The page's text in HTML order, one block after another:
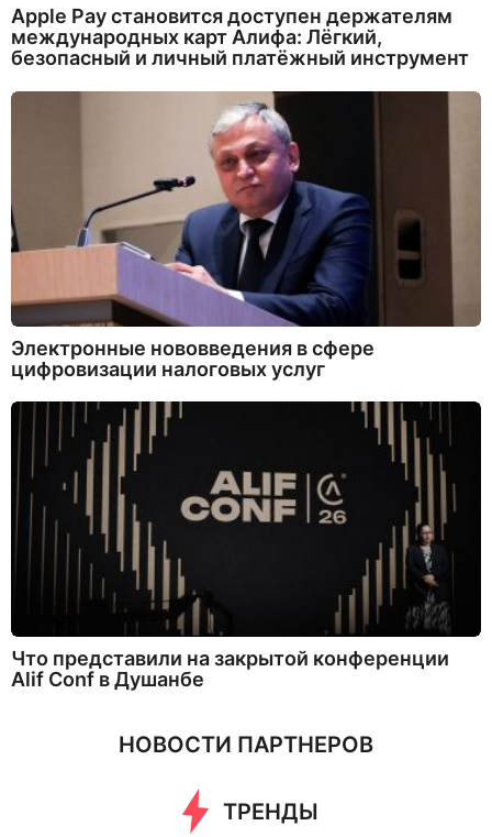
Apple Pay становится доступен держателям
международных карт Алифа: Лёгкий,
безопасный и личный платёжный инструмент
Электронные нововведения в сфере
цифровизации налоговых услуг
Что представили на закрытой конференции
Alif Conf в Душанбе
НОВОСТИ ПАРТНЕРОВ
ТРЕНДЫ